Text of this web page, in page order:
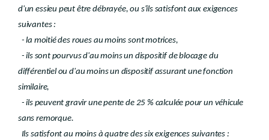
d'un essieu peut être débrayée, ou s'ils satisfont aux exigences
suivantes :
- la moitié des roues au moins sont motrices,
- ils sont pourvus d'au moins un dispositif de blocage du
différentiel ou d'au moins un dispositif assurant une fonction
similaire,
- ils peuvent gravir une pente de 25 % calculée pour un véhicule
sans remorque.
Ils satisfont au moins à quatre des six exigences suivantes :